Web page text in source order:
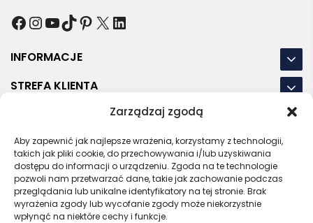
Zarządzaj zgodą
Aby zapewnić jak najlepsze wrażenia, korzystamy z technologii,
takich jak pliki cookie, do przechowywania i/lub uzyskiwania
dostępu do informacji o urządzeniu. Zgoda na te technologie
pozwoli nam przetwarzać dane, takie jak zachowanie podczas
przeglądania lub unikalne identyfikatory na tej stronie. Brak
wyrażenia zgody lub wycofanie zgody może niekorzystnie
wpłynąć na niektóre cechy i funkcje.
Facebook
Instagram
YouTube
TikTok
Pinterest
X LinkedIn
INFORMACJE
STREFA KLIENTA
NASZE LOKALIZACJE
OSTATNIE POSTY
RODOREGULAMINPOLITYKA PRYWATNOŚCI